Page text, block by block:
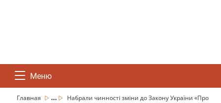
Меню
Главная ...
Набрали чинності зміни до Закону України «Про